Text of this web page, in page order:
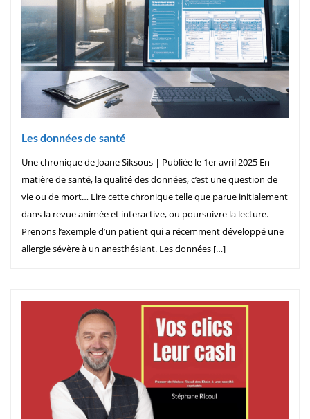
Les données de santé
Une chronique de Joane Siksous | Publiée le 1er avril 2025 En
matière de santé, la qualité des données, c’est une question de
vie ou de mort… Lire cette chronique telle que parue initialement
dans la revue animée et interactive, ou poursuivre la lecture.
Prenons l’exemple d’un patient qui a récemment développé une
allergie sévère à un anesthésiant. Les données […]